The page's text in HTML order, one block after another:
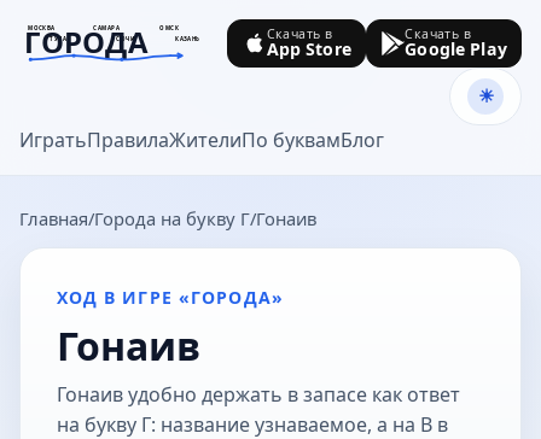
МОСКВА САМАРА
ОМСК
ТУЛА
СОЧИ КАЗАНЬ
ГОРОДА
goroda-na.ru
ИгратьПравилаЖителиПо буквамБлог
Скачать в
App Store
Скачать в
Google Play
Главная Города на букву Г Гонаив
ХОД В ИГРЕ «ГОРОДА»
Гонаив
Гонаив удобно держать в запасе как ответ
на букву Г: название узнаваемое, а на В в